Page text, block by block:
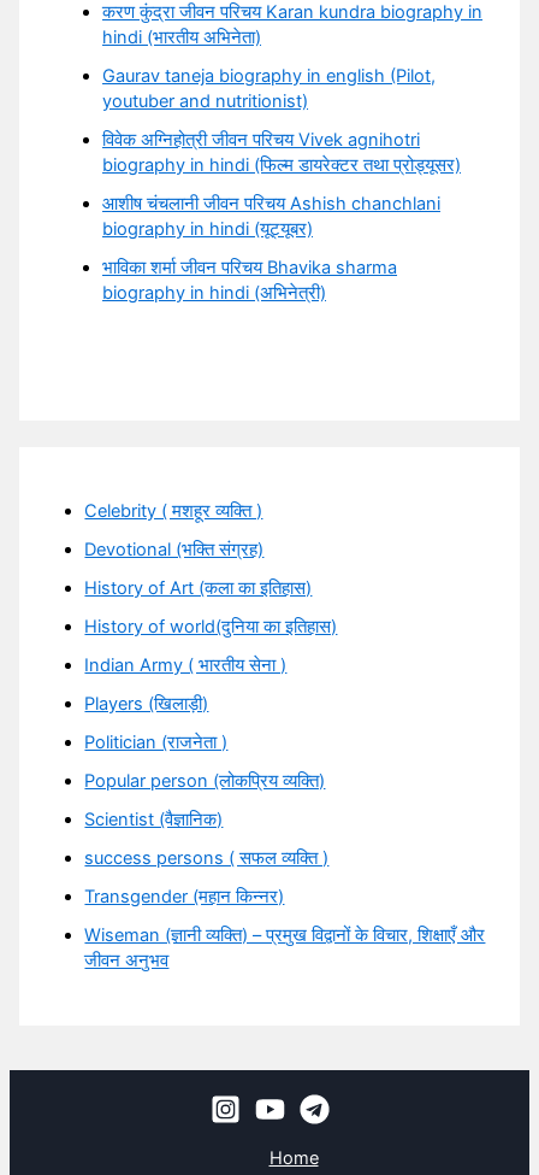
करण कुंद्रा जीवन परिचय Karan kundra biography in
hindi (भारतीय अभिनेता)
Gaurav taneja biography in english (Pilot,
youtuber and nutritionist)
विवेक अग्निहोत्री जीवन परिचय Vivek agnihotri
biography in hindi (फिल्म डायरेक्टर तथा प्रोड्यूसर)
आशीष चंचलानी जीवन परिचय Ashish chanchlani
biography in hindi (यूट्यूबर)
भाविका शर्मा जीवन परिचय Bhavika sharma
biography in hindi (अभिनेत्री)
Celebrity ( मशहूर व्यक्ति )
Devotional (भक्ति संग्रह)
History of Art (कला का इतिहास)
History of world(दुनिया का इतिहास)
Indian Army ( भारतीय सेना )
Players (खिलाड़ी)
Politician (राजनेता )
Popular person (लोकप्रिय व्यक्ति)
Scientist (वैज्ञानिक)
success persons ( सफल व्यक्ति )
Transgender (महान किन्नर)
Wiseman (ज्ञानी व्यक्ति) – प्रमुख विद्वानों के विचार, शिक्षाएँ और
जीवन अनुभव
Home